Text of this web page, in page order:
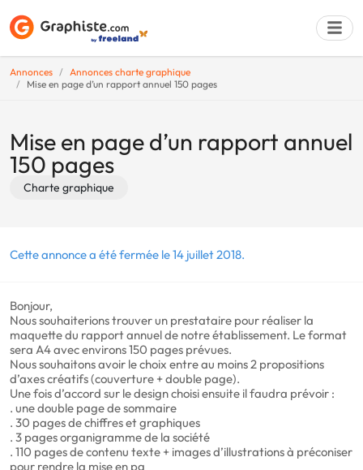
Annonces
Annonces charte graphique
Mise en page d’un rapport annuel 150 pages
Mise en page d’un rapport annuel
150 pages
Charte graphique
Cette annonce a été fermée le 14 juillet 2018.
Bonjour,
Nous souhaiterions trouver un prestataire pour réaliser la
maquette du rapport annuel de notre établissement. Le format
sera A4 avec environs 150 pages prévues.
Nous souhaitons avoir le choix entre au moins 2 propositions
d’axes créatifs (couverture + double page).
Une fois d’accord sur le design choisi ensuite il faudra prévoir :
. une double page de sommaire
. 30 pages de chiffres et graphiques
. 3 pages organigramme de la société
. 110 pages de contenu texte + images d’illustrations à préconiser
pour rendre la mise en pg